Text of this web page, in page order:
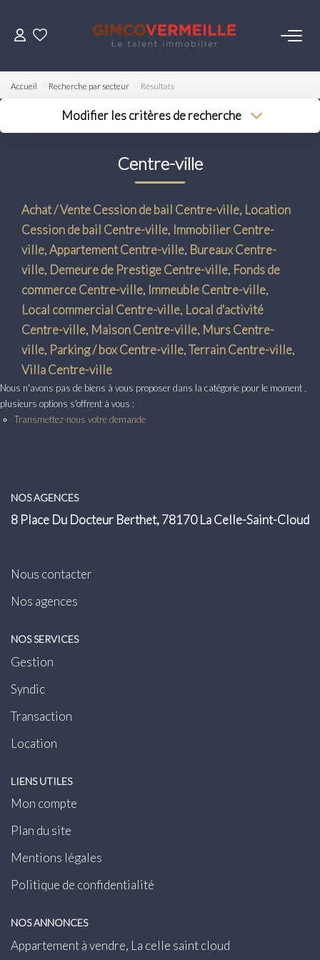
ACHETER
VENDRE
LOUER
NOS SERVICES
Gestion
Syndic
Transaction
Location
LE GROUPE
Accueil Recherche par secteur Résultats
Modifier les critères de recherche
Surface min
Plus de critères
Créer une alerte
Centre-ville
Achat / Vente Cession de bail Centre-ville, Location
Cession de bail Centre-ville, Immobilier Centre-
ville,Appartement Centre-ville, Bureaux Centre-
ville, Demeure de Prestige Centre-ville, Fonds de
commerce Centre-ville, Immeuble Centre-ville,
Local commercial Centre-ville, Local d'activité
Centre-ville, Maison Centre-ville, Murs Centre-
ville, Parking / box Centre-ville,Terrain Centre-ville,
Villa Centre-ville
Nous n'avons pas de biens à vous proposer dans la catégorie pour le moment ,
plusieurs options s'offrent à vous :
Transmettez-nous votre demande
NOS AGENCES
8 Place Du Docteur Berthet, 78170 La Celle-Saint-Cloud
Nous contacter
Nos agences
NOS SERVICES
Gestion
Syndic
Transaction
Location
LIENS UTILES
Mon compte
Plan du site
Mentions légales
Politique de confidentialité
NOS ANNONCES
Appartement à vendre, La celle saint cloud